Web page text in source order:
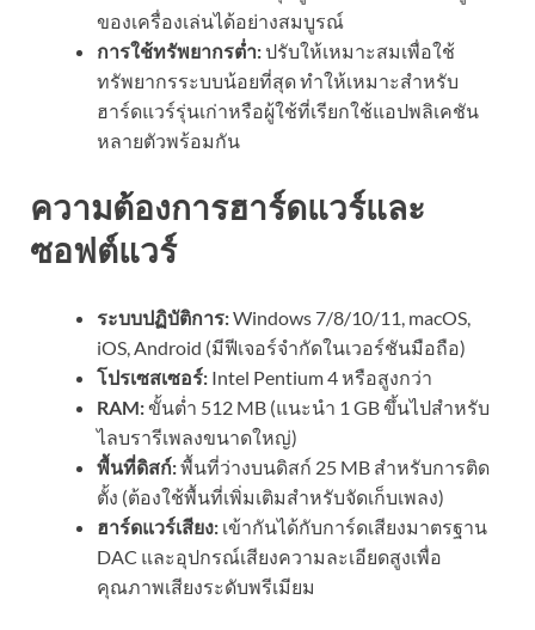
ของเครื่องเล่นได้อย่างสมบูรณ์
การใช้ทรัพยากรต่ำ:ปรับให้เหมาะสมเพื่อใช้
ทรัพยากรระบบน้อยที่สุด ทำให้เหมาะสำหรับ
ฮาร์ดแวร์รุ่นเก่าหรือผู้ใช้ที่เรียกใช้แอปพลิเคชัน
หลายตัวพร้อมกัน
ความต้องการฮาร์ดแวร์และ
ซอฟต์แวร์
ระบบปฏิบัติการ:Windows 7/8/10/11, macOS,
iOS, Android (มีฟีเจอร์จำกัดในเวอร์ชันมือถือ)
โปรเซสเซอร์: Intel Pentium 4 หรือสูงกว่า
RAM:ขั้นต่ำ 512 MB (แนะนำ 1 GB ขึ้นไปสำหรับ
ไลบรารีเพลงขนาดใหญ่)
พื้นที่ดิสก์:พื้นที่ว่างบนดิสก์ 25 MB สำหรับการติด
ตั้ง (ต้องใช้พื้นที่เพิ่มเติมสำหรับจัดเก็บเพลง)
ฮาร์ดแวร์เสียง: เข้ากันได้กับการ์ดเสียงมาตรฐาน
DAC และอุปกรณ์เสียงความละเอียดสูงเพื่อ
คุณภาพเสียงระดับพรีเมียม